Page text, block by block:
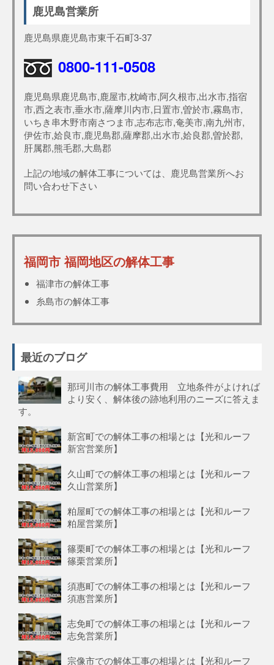
鹿児島営業所
鹿児島県鹿児島市東千石町3-37
0800-111-0508
鹿児島県鹿児島市,鹿屋市,枕崎市,阿久根市,出水市,指宿
市,西之表市,垂水市,薩摩川内市,日置市,曽於市,霧島市,
いちき串木野市南さつま市,志布志市,奄美市,南九州市,
伊佐市,姶良市,鹿児島郡,薩摩郡,出水市,姶良郡,曽於郡,
肝属郡,熊毛郡,大島郡
上記の地域の解体工事については、鹿児島営業所へお
問い合わせ下さい
福岡市 福岡地区の解体工事
福津市の解体工事
糸島市の解体工事
最近のブログ
那珂川市の解体工事費用 立地条件がよければ
より安く、解体後の跡地利用のニーズに答えま
す。
新宮町での解体工事の相場とは【光和ルーフ
新宮営業所】
久山町での解体工事の相場とは【光和ルーフ
久山営業所】
粕屋町での解体工事の相場とは【光和ルーフ
粕屋営業所】
篠栗町での解体工事の相場とは【光和ルーフ
篠栗営業所】
須惠町での解体工事の相場とは【光和ルーフ
須惠営業所】
志免町での解体工事の相場とは【光和ルーフ
志免営業所】
宗像市での解体工事の相場とは【光和ルーフ